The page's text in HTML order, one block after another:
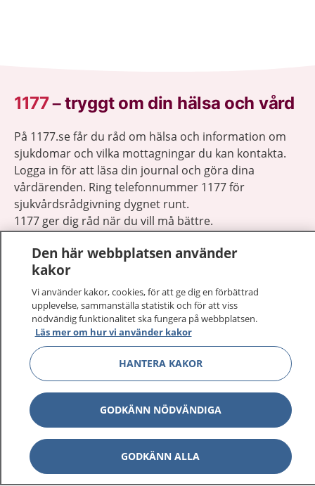
1177–tryggt om din hälsa och vård
På 1177.se får du råd om hälsa och information om
sjukdomar och vilka mottagningar du kan kontakta.
Logga in för att läsa din journal och göra dina
vårdärenden. Ring telefonnummer 1177 för
sjukvårdsrådgivning dygnet runt.
1177 ger dig råd när du vill må bättre.
1177 på flera språk
Om 1177 Visa
Kontakt Visa
Behandling av personuppgifter
Den här webbplatsen använder
kakor
Vi använder kakor, cookies, för att ge dig en förbättrad
upplevelse, sammanställa statistik och för att viss
nödvändig funktionalitet ska fungera på webbplatsen.
Läs mer om hur vi använder kakor
HANTERA KAKOR
GODKÄNN NÖDVÄNDIGA
GODKÄNN ALLA